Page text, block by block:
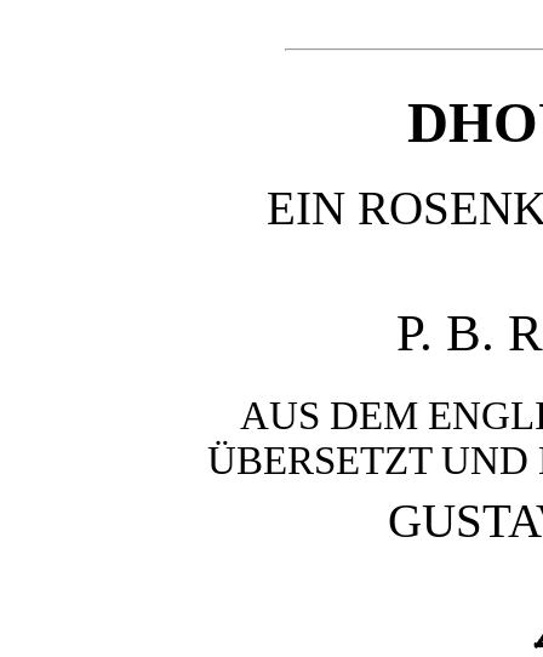
EIN
P. B.
AUS DEM
ÜBERSETZT